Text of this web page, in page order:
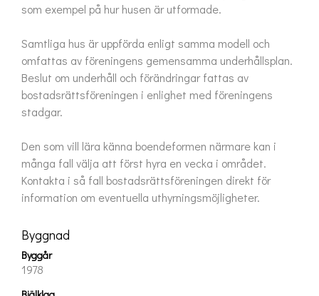
som exempel på hur husen är utformade.
Samtliga hus är uppförda enligt samma modell och
omfattas av föreningens gemensamma underhållsplan.
Beslut om underhåll och förändringar fattas av
bostadsrättsföreningen i enlighet med föreningens
stadgar.
Den som vill lära känna boendeformen närmare kan i
många fall välja att först hyra en vecka i området.
Kontakta i så fall bostadsrättsföreningen direkt för
information om eventuella uthyrningsmöjligheter.
Byggnad
Byggår
1978